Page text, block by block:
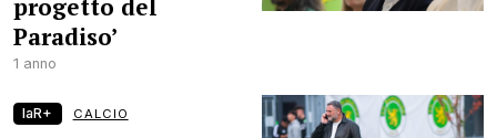
progetto del
Paradiso’
1 anno
laR+ CALCIO